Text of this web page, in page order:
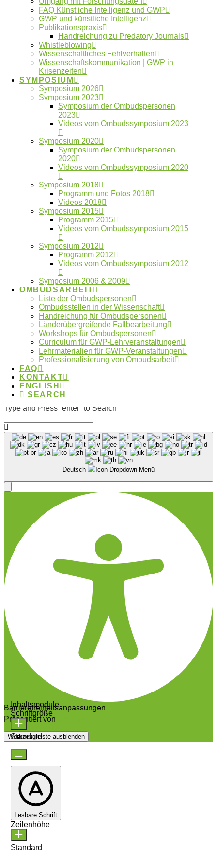
FAQ Künstliche Intelligenz und GWP
GWP und künstliche Intelligenz
Publikationspraxis
Handreichung zu Predatory Journals
Whistleblowing
Wissenschaftliches Fehlverhalten
Wissenschaftskommunikation | GWP in
Krisenzeiten
SYMPOSIUM
Symposium 2026
Symposium 2023
Symposium der Ombudspersonen
2023
Videos vom Ombudssymposium 2023
Symposium 2020
Symposium der Ombudspersonen
2020
Videos vom Ombudssymposium 2020
Symposium 2018
Programm und Fotos 2018
Videos 2018
Symposium 2015
Programm 2015
Videos vom Ombudssymposium 2015
Symposium 2012
Programm 2012
Videos vom Ombudssymposium 2012
Symposium 2006 & 2009
OMBUDSARBEIT
Liste der Ombudspersonen
Ombudsstellen in der Wissenschaft
Handreichung für Ombudspersonen
Länderübergreifende Fallbearbeitung
Workshops für Ombudspersonen
Curriculum für GWP-Lehrveranstaltungen
Lehrmaterialien für GWP-Veranstaltungen
Professionalisierung von Ombudsarbeit
FAQ
KONTAKT
ENGLISH
SEARCH
Schlagwörter
Anonymität Autorschaften Betreuung
Datenfälschung Datennutzung
Fehlverhalten Forschungsdaten
Forschungsethik gute Betreuung
Künstliche Intelligenz
Ombudsgremium
Ombudsverfahren
Ombudswesen
Publikationspraxis Verlage Vertraulichkeit
Whistleblower
Neueste Artikel
Beitrag im Laborjournal zur Fehlerkultur in der
Wissenschaft
Anmeldung digitaler Workshoptag 2026
geöffnet
Anmeldung digitaler Workshoptag 2026
Jahresbericht 2025 des OWID online
Athens Statement: Empfehlungen für
verantwortungsbewusste transdisziplinäre
Forschung veröffentlicht
Impressum
FAQ
Kontakt
Datenschutzerklärung
Made with ❤︎ bygalaniprojects GmbH © 2026
Type and Press “enter” to Search
Deutsch
Barrierefreiheitsanpassungen
Präsentiert von
Werkzeugleiste ausblenden
Inhaltsmodule
Schriftgröße
Standard
Lesbare Schrift
Zeilenhöhe
Standard